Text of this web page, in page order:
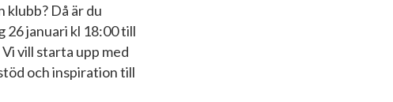
klubb? Då är du
26 januari kl 18:00 till
vill starta upp med
och inspiration till